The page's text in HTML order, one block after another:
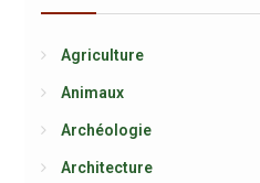
Agriculture
Animaux
Archéologie
Architecture